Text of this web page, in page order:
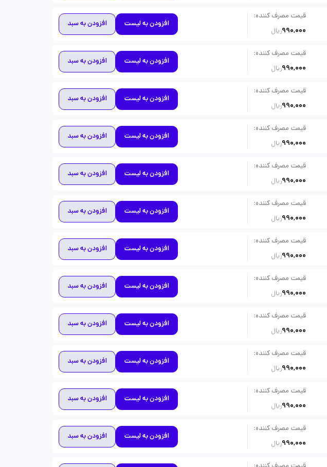
قیمت مصرف کننده:
990,000ریال
افزودن به لیست افزودن به سبد
قیمت مصرف کننده:
990,000ریال
افزودن به لیست افزودن به سبد
قیمت مصرف کننده:
990,000ریال
افزودن به لیست افزودن به سبد
قیمت مصرف کننده:
990,000ریال
افزودن به لیست افزودن به سبد
قیمت مصرف کننده:
990,000ریال
افزودن به لیست افزودن به سبد
قیمت مصرف کننده:
990,000ریال
افزودن به لیست افزودن به سبد
قیمت مصرف کننده:
990,000ریال
افزودن به لیست افزودن به سبد
قیمت مصرف کننده:
990,000ریال
افزودن به لیست افزودن به سبد
قیمت مصرف کننده:
990,000ریال
افزودن به لیست افزودن به سبد
قیمت مصرف کننده:
990,000ریال
افزودن به لیست افزودن به سبد
قیمت مصرف کننده:
990,000ریال
افزودن به لیست افزودن به سبد
قیمت مصرف کننده:
990,000ریال
افزودن به لیست افزودن به سبد